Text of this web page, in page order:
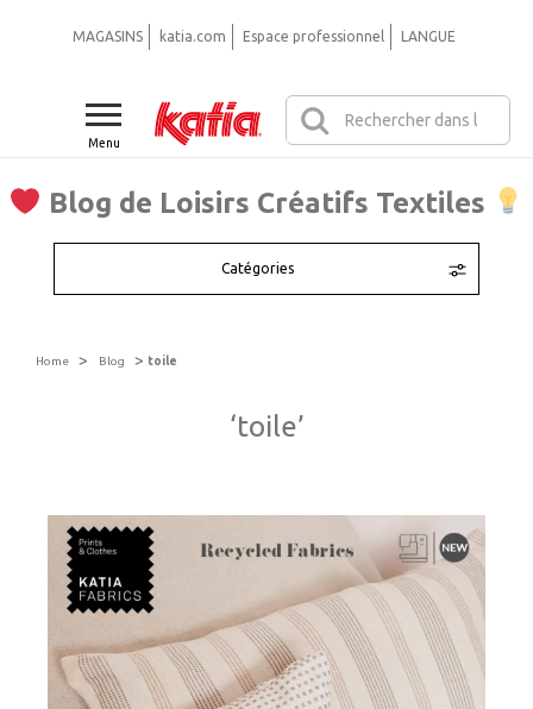
Menu
Blog de Loisirs Créatifs Textiles
Catégories
MAGASINS katia.com Espace professionnel LANGUE
Home > Blog > toile
‘toile’